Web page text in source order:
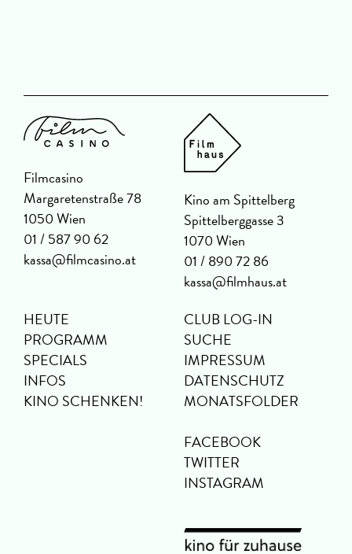
Filmcasino
Margaretenstraße 78
1050 Wien
01 / 587 90 62
kassa@filmcasino.at
Kino am Spittelberg
Spittelberggasse 3
1070 Wien
01 / 890 72 86
kassa@filmhaus.at
HEUTE
PROGRAMM
SPECIALS
INFOS
KINO SCHENKEN!
CLUB LOG-IN
SUCHE
IMPRESSUM
DATENSCHUTZ
MONATSFOLDER
FACEBOOK
TWITTER
INSTAGRAM